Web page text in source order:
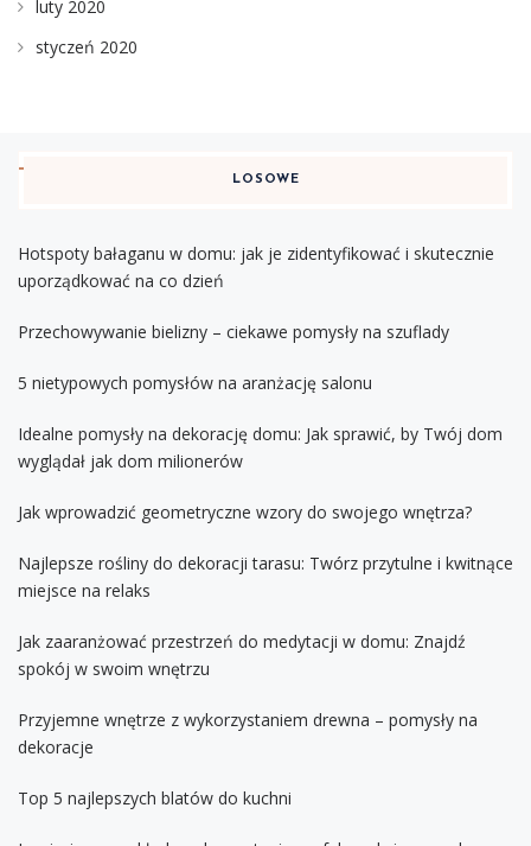
luty 2020
styczeń 2020
LOSOWE
Hotspoty bałaganu w domu: jak je zidentyfikować i skutecznie
uporządkować na co dzień
Przechowywanie bielizny – ciekawe pomysły na szuflady
5 nietypowych pomysłów na aranżację salonu
Idealne pomysły na dekorację domu: Jak sprawić, by Twój dom
wyglądał jak dom milionerów
Jak wprowadzić geometryczne wzory do swojego wnętrza?
Najlepsze rośliny do dekoracji tarasu: Twórz przytulne i kwitnące
miejsce na relaks
Jak zaaranżować przestrzeń do medytacji w domu: Znajdź
spokój w swoim wnętrzu
Przyjemne wnętrze z wykorzystaniem drewna – pomysły na
dekoracje
Top 5 najlepszych blatów do kuchni